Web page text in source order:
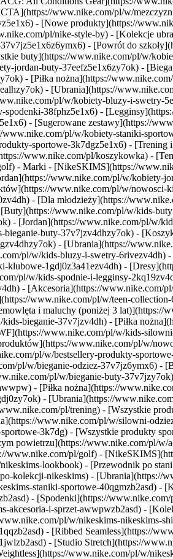
www.nike.com/pl/w/
- [Nowe produkty](https://
pl/nike-style-by) - [Kolekcje
- [Powrót do
buty](https://www.nike.com/pl/w/
jordan-buty-37eefz5e1x6zy7ok) -
- [Piłka nożna](https://
- [Ubrania](https://
pl/w/kobiety-bluzy-i-
38fphz5e1x6) -
- [Sugerowane zestawy](https://
pl/w/kobiety-staniki-
sportowe-3k7dgz5e1x6) -
www.nike.com/pl/koszykowka) -
- Marki - [NikeSKIMS](https://
www.nike.com/pl/w/
www.nike.com/pl/w/
- [Dla młodzieży](https://
www.nike.com/pl/w/kids-
- [Jordan](https://www.nike.com/pl/w/
buty-37v7jzv4dhzy7ok) -
- [Ubrania](https://
pl/w/kids-bluzy-i-swetry-
1gdj0z3a41ezv4dh) -
pl/w/kids-spodnie-i-legginsy-
- [Akcesoria](https://www.nike.com/
www.nike.com/pl/w/teen-
i maluchy (poniżej 3
bieganie-37v7jzv4dh) - [Piłka
www.nike.com/pl/w/kids-
www.nike.com/pl/w/
pl/w/bestsellery-produkty-
pl/w/bieganie-odziez-37v7jz6ymx6) -
pl/w/bieganie-buty-
- [Piłka nożna](https://
- [Ubrania](https://
pl/trening) - [Wszystkie
www.nike.com/pl/w/silowni-
3k7dg) - [Wszystkie produkty
powietrzu](https://www.nike.com/pl/
www.nike.com/pl/golf) -
lookbook) - [Przewodnik po
kolekcji-nikeskims) - [Ubrania](https://
staniki-sportowe-40qgmzb2asd)
- [Spodenki](https://
akcesoria-i-sprzet-awwpwzb2asd) -
pl/w/nikeskims-nikeskims-
- [Ribbed Seamless](https://
- [Studio Stretch](https://
www.nike.com/pl/w/